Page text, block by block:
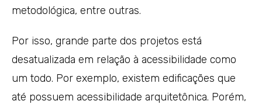
metodológica, entre outras.
Por isso, grande parte dos projetos está
desatualizada em relação à acessibilidade como
um todo. Por exemplo, existem edificações que
até possuem acessibilidade arquitetônica. Porém,